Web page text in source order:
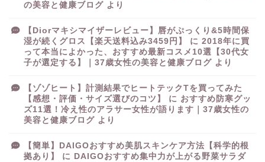
の美容と健康ブログ より
【Diorマキシマイザーレビュー】唇がぷっくり&5時間保
湿が続くグロス【楽天送料込み3459円】
に 2018年に買
って本当によかった、おすすめ最新コスメ10選【30代女
子が選定する】｜37歳女性の美容と健康ブログ より
【ゾゾヒート】計測結果でヒートテックTを買ってみた
【感想・評価・サイズ選びのコツ】
に おすすめ防寒グッ
ズ11選！冷え性のアラサー女性が語ります｜37歳女性の
美容と健康ブログ より
【簡単】DAIGOおすすめ美肌スキンケア方法【科学的根
拠あり】
に DAIGOおすすめ集中力が上がる野菜サラダ